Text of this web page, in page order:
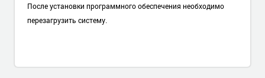
После установки программного обеспечения необходимо
перезагрузить систему.